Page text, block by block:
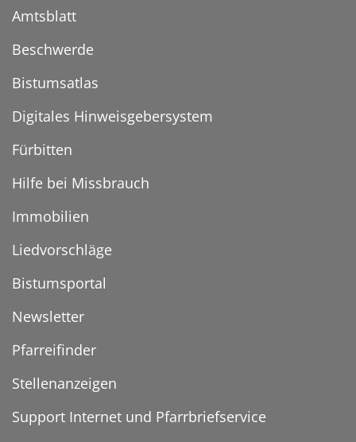
Amtsblatt
Beschwerde
Bistumsatlas
Digitales Hinweisgebersystem
Fürbitten
Hilfe bei Missbrauch
Immobilien
Liedvorschläge
Bistumsportal
Newsletter
Pfarreifinder
Stellenanzeigen
Support Internet und Pfarrbriefservice